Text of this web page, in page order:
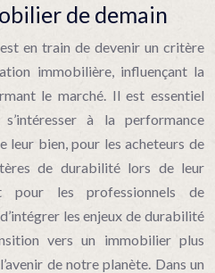
de demain
en train de devenir un critère
immobilière, influençant la
le marché. Il est essentiel
à la performance
leur bien, pour les acheteurs de
de durabilité lors de leur
pour les professionnels de
les enjeux de durabilité
vers un immobilier plus
de notre planète. Dans un